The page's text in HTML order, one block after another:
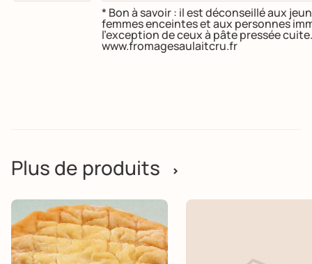
* Bon à savoir : il est déconseillé aux
femmes enceintes et aux personnes
l’exception de ceux à pâte pressée
www.fromagesaulaitcru.fr
Plus de produits >